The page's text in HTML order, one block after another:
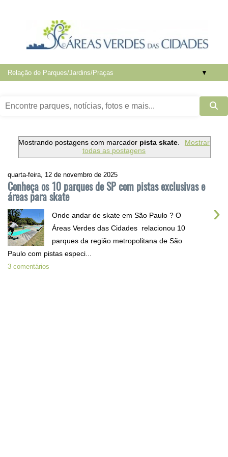
▼
Mostrando postagens com marcador pista skate.
Mostrar
todas as postagens
quarta-feira, 12 de novembro de 2025
Conheça os 10 parques de SP com pistas exclusivas e
áreas para skate
›
Onde andar de skate em São Paulo ? O
Áreas Verdes das Cidades relacionou 10
parques da região metropolitana de São
Paulo com pistas especi...
3 comentários